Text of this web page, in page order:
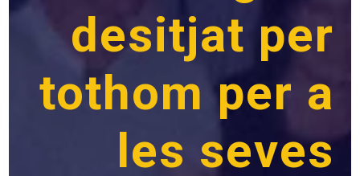
desitjat per
tothom per a
les seves